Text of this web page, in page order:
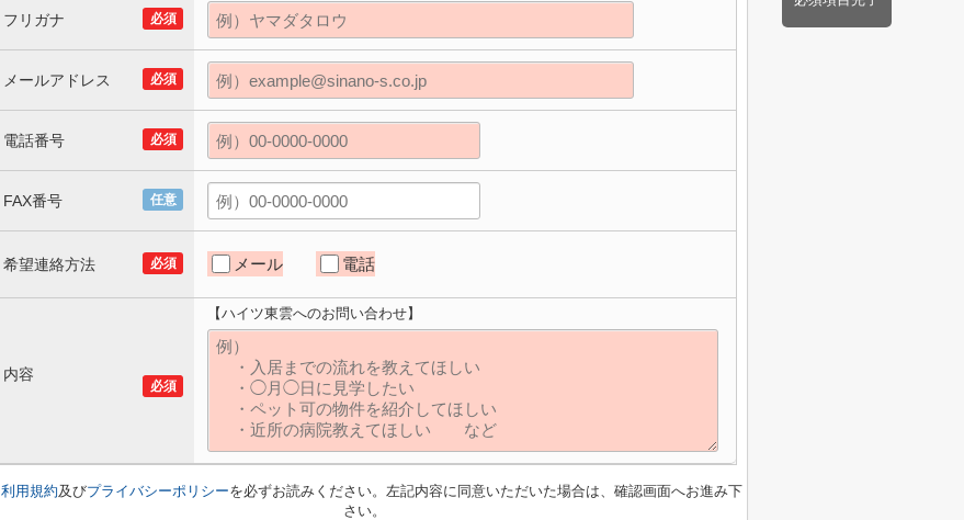
必須
フリガナ
必須
メールアドレス
必須
電話番号
任意
FAX番号
必須
希望連絡方法 メール 電話
必須
内容
【ハイツ東雲へのお問い合わせ】
利用規約及びプライバシーポリシーを必ずお読みください。左記内容に同意いただいた場合は、確認画面へお進み下
さい。